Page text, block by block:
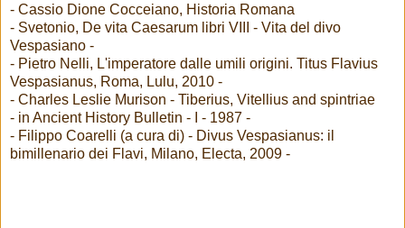
- Cassio Dione Cocceiano, Historia Romana
- Svetonio, De vita Caesarum libri VIII - Vita del divo
Vespasiano -
- Pietro Nelli, L'imperatore dalle umili origini. Titus Flavius
Vespasianus, Roma, Lulu, 2010 -
- Charles Leslie Murison - Tiberius, Vitellius and spintriae
- in Ancient History Bulletin - I - 1987 -
- Filippo Coarelli (a cura di) - Divus Vespasianus: il
bimillenario dei Flavi, Milano, Electa, 2009 -